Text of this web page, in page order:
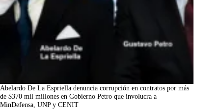
Abelardo De La Espriella denuncia corrupción en contratos por más
de $370 mil millones en Gobierno Petro que involucra a
MinDefensa, UNP y CENIT